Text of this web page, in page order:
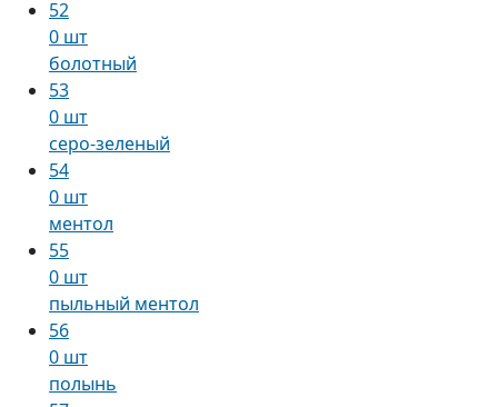
52
0 шт
болотный
53
0 шт
серо-зеленый
54
0 шт
ментол
55
0 шт
пыльный ментол
56
0 шт
полынь